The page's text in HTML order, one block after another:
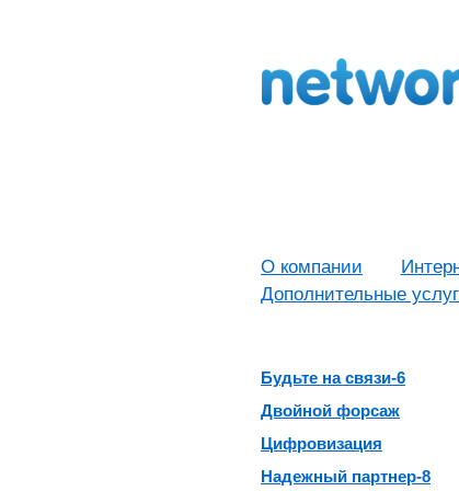
О компании
Дополнительные
Будьте на связи-6
Двойной форсаж
Цифровизация
Надежный партнер-8